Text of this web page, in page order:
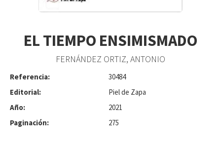
EL TIEMPO ENSIMISMADO
FERNÁNDEZ ORTIZ, ANTONIO
Referencia:
30484
Editorial:
Piel de Zapa
Año:
2021
Paginación:
275